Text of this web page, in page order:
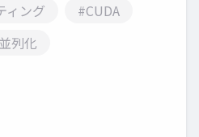
ィング
#CUDA
列化